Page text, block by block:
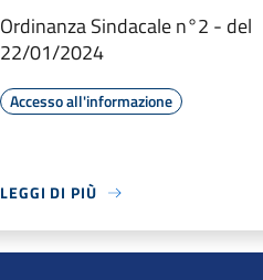
Ordinanza Sindacale n°2 - del
22/01/2024
Accesso all'informazione
LEGGI DI PIÙ